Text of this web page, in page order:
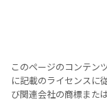
このページのコンテン
に記載のライセンスに
び関連会社の商標また